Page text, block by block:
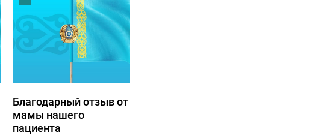
Благодарный отзыв от
мамы нашего
пациента